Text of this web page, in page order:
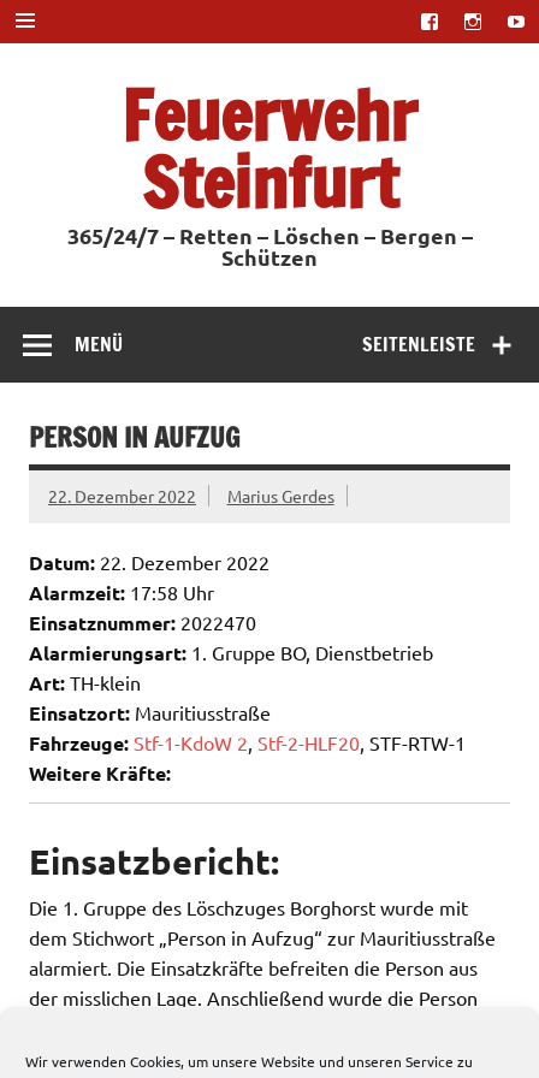
Wir verwenden Cookies, um unsere Website und unseren Service zu
Zum
Inhalt
springen
Feuerwehr
Steinfurt
365/24/7 – Retten – Löschen – Bergen –
Schützen
SEITENLEISTE
MENÜ
PERSON IN AUFZUG
22. Dezember 2022 Marius Gerdes
Datum: 22. Dezember 2022
Alarmzeit: 17:58 Uhr
Einsatznummer: 2022470
Alarmierungsart: 1. Gruppe BO, Dienstbetrieb
Art: TH-klein
Einsatzort: Mauritiusstraße
Fahrzeuge: Stf-1-KdoW 2 Stf-2-HLF20 , STF-RTW-1
Weitere Kräfte:
Einsatzbericht:
Die 1. Gruppe des Löschzuges Borghorst wurde mit
dem Stichwort „Person in Aufzug“ zur Mauritiusstraße
alarmiert. Die Einsatzkräfte befreiten die Person aus
der misslichen Lage. Anschließend wurde die Person